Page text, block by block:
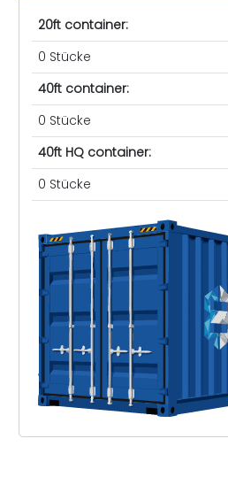
20ft container:
0 Stücke
40ft container:
0 Stücke
40ft HQ container:
0 Stücke